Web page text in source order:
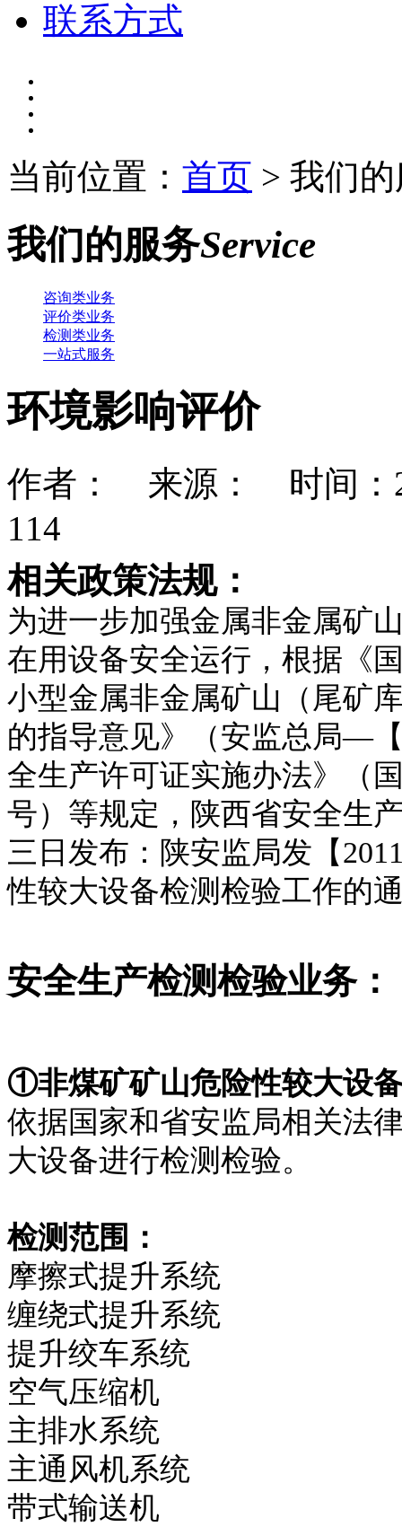
联系方式
当前位置： 首页 > 我们
我们的服务Service
咨询类业务
评价类业务
检测类业务
一站式服务
环境影响评价
作者： 来源： 时间：
114
相关政策法规：
为进一步加强金属非金属矿
在用设备安全运行，根据《
小型金属非金属矿山（尾矿
的指导意见》（安监总局—
全生产许可证实施办法》（
号）等规定，陕西省安全生
三日发布：陕安监局发【
性较大设备检测检验工作的
安全生产检测检验业务：
①非煤矿矿山危险性较大设
依据国家和省安监局相关法
大设备进行检测检验。
检测范围：
摩擦式提升系统
缠绕式提升系统
提升绞车系统
空气压缩机
主排水系统
主通风机系统
带式输送机